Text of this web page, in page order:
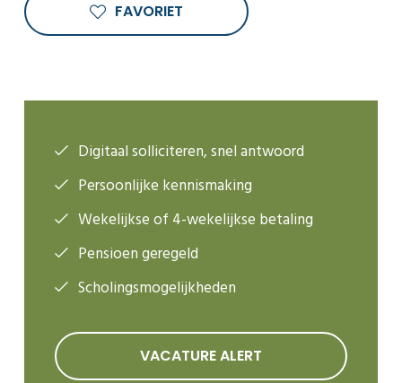
FAVORIET
Digitaal solliciteren, snel antwoord
Persoonlijke kennismaking
Wekelijkse of 4-wekelijkse betaling
Pensioen geregeld
Scholingsmogelijkheden
VACATURE ALERT